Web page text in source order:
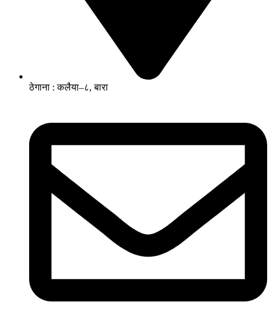
ठेगाना : कलैया–८, बारा